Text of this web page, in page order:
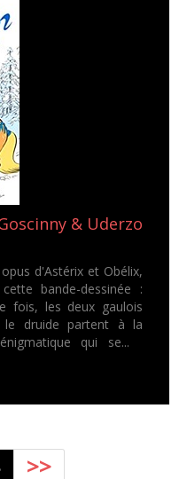
& Uderzo
d'Astérix et Obélix,
bande-dessinée :
fois, les deux gaulois
le druide partent à la
qui se...
>>